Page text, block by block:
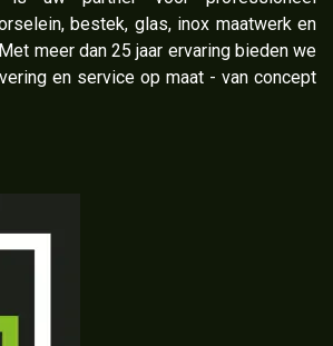
bestek, glas, inox maatwerk en
meer dan 25 jaar ervaring bieden we
en service op maat - van concept